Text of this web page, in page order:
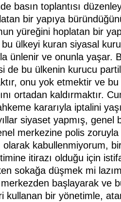
basın toplantısı
bir yapıya
yüreğini hoplatan bir
ülkeyi kuran siyasal
ünlenir ve onunla yaşar.
de bu ülkenin kurucu
onu yok etmektir ve
ortadan kaldırmaktır.
kararıyla iptalini
siyaset yapmış, genel
merkezine polis
olarak kabullenmiyorum,
itirazı olduğu için
sokağa düşmek mi
başlayarak ve
bir yönetimle,